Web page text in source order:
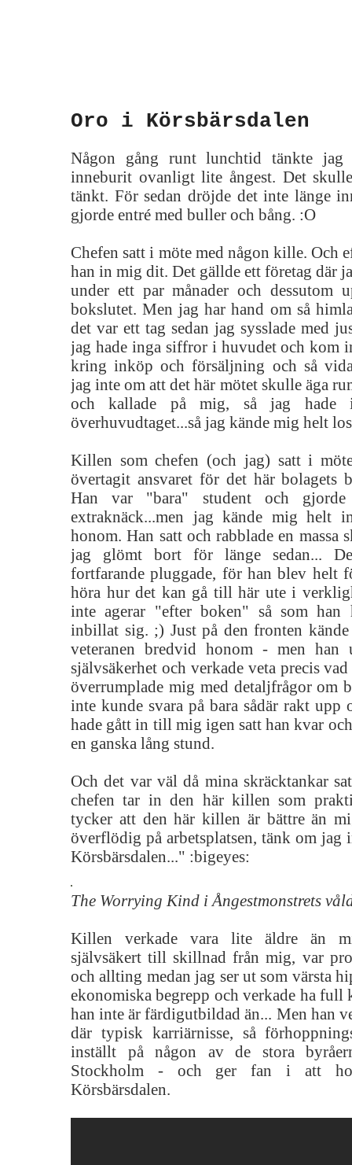
Oro i Körsbärsdalen
Någon gång runt lunchtid tänkte jag
inneburit ovanligt lite ångest. Det
tänkt. För sedan dröjde det inte länge
gjorde entré med buller och bång. :O
Chefen satt i möte med någon kille. Och
han in mig dit. Det gällde ett företag där
under ett par månader och dessutom
bokslutet. Men jag har hand om så
det var ett tag sedan jag sysslade med
jag hade inga siffror i huvudet och kom
kring inköp och försäljning och så
jag inte om att det här mötet skulle äga
och kallade på mig, så jag hade
överhuvudtaget...så jag kände mig helt
Killen som chefen (och jag) satt i
övertagit ansvaret för det här bolagets
Han var "bara" student och
extraknäck...men jag kände mig helt
honom. Han satt och rabblade en massa
jag glömt bort för länge sedan...
fortfarande pluggade, för han blev helt
höra hur det kan gå till här ute i
inte agerar "efter boken" så som
inbillat sig. ;) Just på den fronten
veteranen bredvid honom - men han
självsäkerhet och verkade veta precis
överrumplade mig med detaljfrågor om
inte kunde svara på bara sådär rakt upp
hade gått in till mig igen satt han kvar
en ganska lång stund.
Och det var väl då mina skräcktankar
chefen tar in den här killen som
tycker att den här killen är bättre än
överflödig på arbetsplatsen, tänk om jag
Körsbärsdalen..." :bigeyes:
The Worrying Kind i Ångestmonstrets
Killen verkade vara lite äldre än
självsäkert till skillnad från mig, var
och allting medan jag ser ut som värsta
ekonomiska begrepp och verkade ha full
han inte är färdigutbildad än... Men han
där typisk karriärnisse, så
inställt på någon av de stora
Stockholm - och ger fan i att
Körsbärsdalen.